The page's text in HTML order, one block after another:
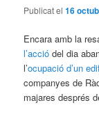
Publicat el16
Encara amb la
l’acció del dia
l’ocupació d’un
companyes de
majares després